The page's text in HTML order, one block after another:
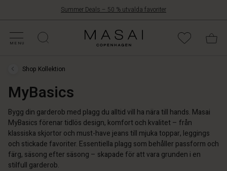
Summer Deals – 50 % utvalda favoriter
MENU
Masai
Clothing
Shop
›
MyBasics
Shop Kollektion
MyBasics
Bygg din garderob med plagg du alltid vill ha nära till hands. Masai
MyBasics förenar tidlös design, komfort och kvalitet – från
klassiska skjortor och must-have jeans till mjuka toppar, leggings
och stickade favoriter. Essentiella plagg som behåller passform och
färg, säsong efter säsong – skapade för att vara grunden i en
stilfull garderob.